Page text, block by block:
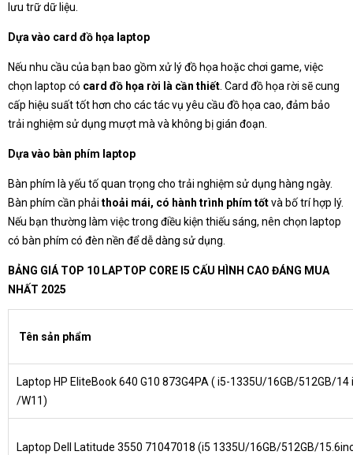
lưu trữ dữ liệu.
Dựa vào card đồ họa laptop
Nếu nhu cầu của bạn bao gồm xử lý đồ họa hoặc chơi game, việc
chọn laptop có card đồ họa rời là cần thiết . Card đồ họa rời sẽ cung
cấp hiệu suất tốt hơn cho các tác vụ yêu cầu đồ họa cao, đảm bảo
trải nghiệm sử dụng mượt mà và không bị gián đoạn.
Dựa vào bàn phím laptop
Bàn phím là yếu tố quan trọng cho trải nghiệm sử dụng hàng ngày.
Bàn phím cần phải thoải mái, có hành trình phím tốtvà bố trí hợp lý.
Nếu bạn thường làm việc trong điều kiện thiếu sáng, nên chọn laptop
có bàn phím có đèn nền để dễ dàng sử dụng.
BẢNG GIÁ TOP 10 LAPTOP CORE I5 CẤU HÌNH CAO ĐÁNG MUA
NHẤT 2025
Tên sản phẩm
Laptop HP EliteBook 640 G10 873G4PA ( i5-1335U/16GB/512GB/14
/W11)
Laptop Dell Latitude 3550 71047018 (i5 1335U/16GB/512GB/